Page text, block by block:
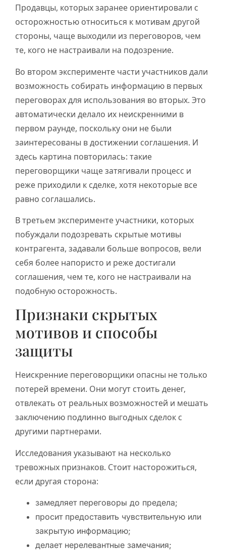
Продавцы, которых заранее ориентировали с
осторожностью относиться к мотивам другой
стороны, чаще выходили из переговоров, чем
те, кого не настраивали на подозрение.
Во втором эксперименте части участников дали
возможность собирать информацию в первых
переговорах для использования во вторых. Это
автоматически делало их неискренними в
первом раунде, поскольку они не были
заинтересованы в достижении соглашения. И
здесь картина повторилась: такие
переговорщики чаще затягивали процесс и
реже приходили к сделке, хотя некоторые все
равно соглашались.
В третьем эксперименте участники, которых
побуждали подозревать скрытые мотивы
контрагента, задавали больше вопросов, вели
себя более напористо и реже достигали
соглашения, чем те, кого не настраивали на
подобную осторожность.
Признаки скрытых
мотивов и способы
защиты
Неискренние переговорщики опасны не только
потерей времени. Они могут стоить денег,
отвлекать от реальных возможностей и мешать
заключению подлинно выгодных сделок с
другими партнерами.
Исследования указывают на несколько
тревожных признаков. Стоит насторожиться,
если другая сторона:
замедляет переговоры до предела;
просит предоставить чувствительную или
закрытую информацию;
делает нерелевантные замечания;